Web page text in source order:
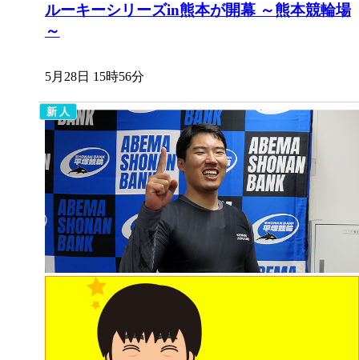
ルーキーシリーズin熊本が開幕 ～熊本競輪場
～
5月28日 15時56分